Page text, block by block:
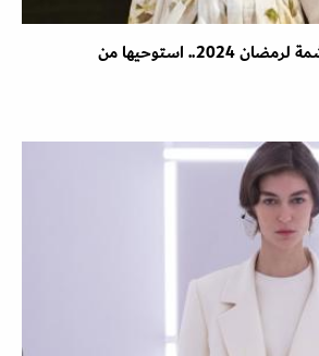
تنسيقات ملابس محتشمة لرمضان 2024.. استوحيها من